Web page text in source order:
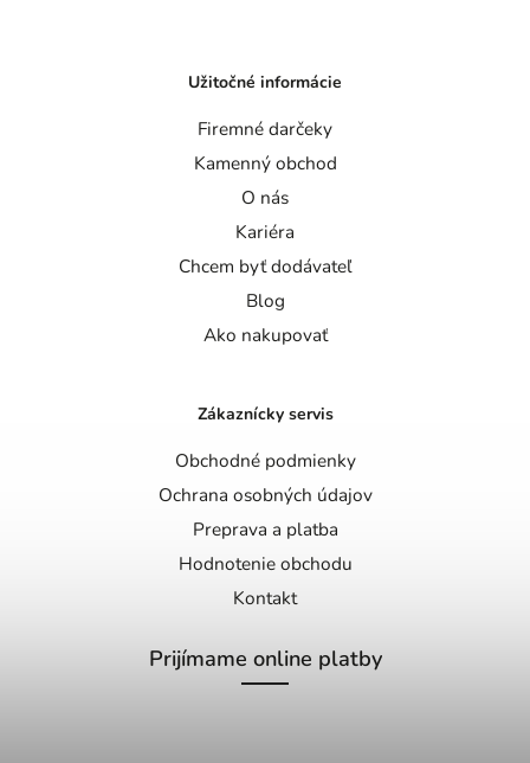
Užitočné informácie
Firemné darčeky
Kamenný obchod
O nás
Kariéra
Chcem byť dodávateľ
Blog
Ako nakupovať
Zákaznícky servis
Obchodné podmienky
Ochrana osobných údajov
Preprava a platba
Hodnotenie obchodu
Kontakt
Prijímame online platby